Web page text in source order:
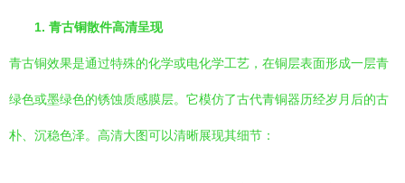
1. 青古铜散件高清呈现
青古铜效果是通过特殊的化学或电化学工艺，在铜层表面形成一层青
绿色或墨绿色的锈蚀质感膜层。它模仿了古代青铜器历经岁月后的古
朴、沉稳色泽。高清大图可以清晰展现其细节：